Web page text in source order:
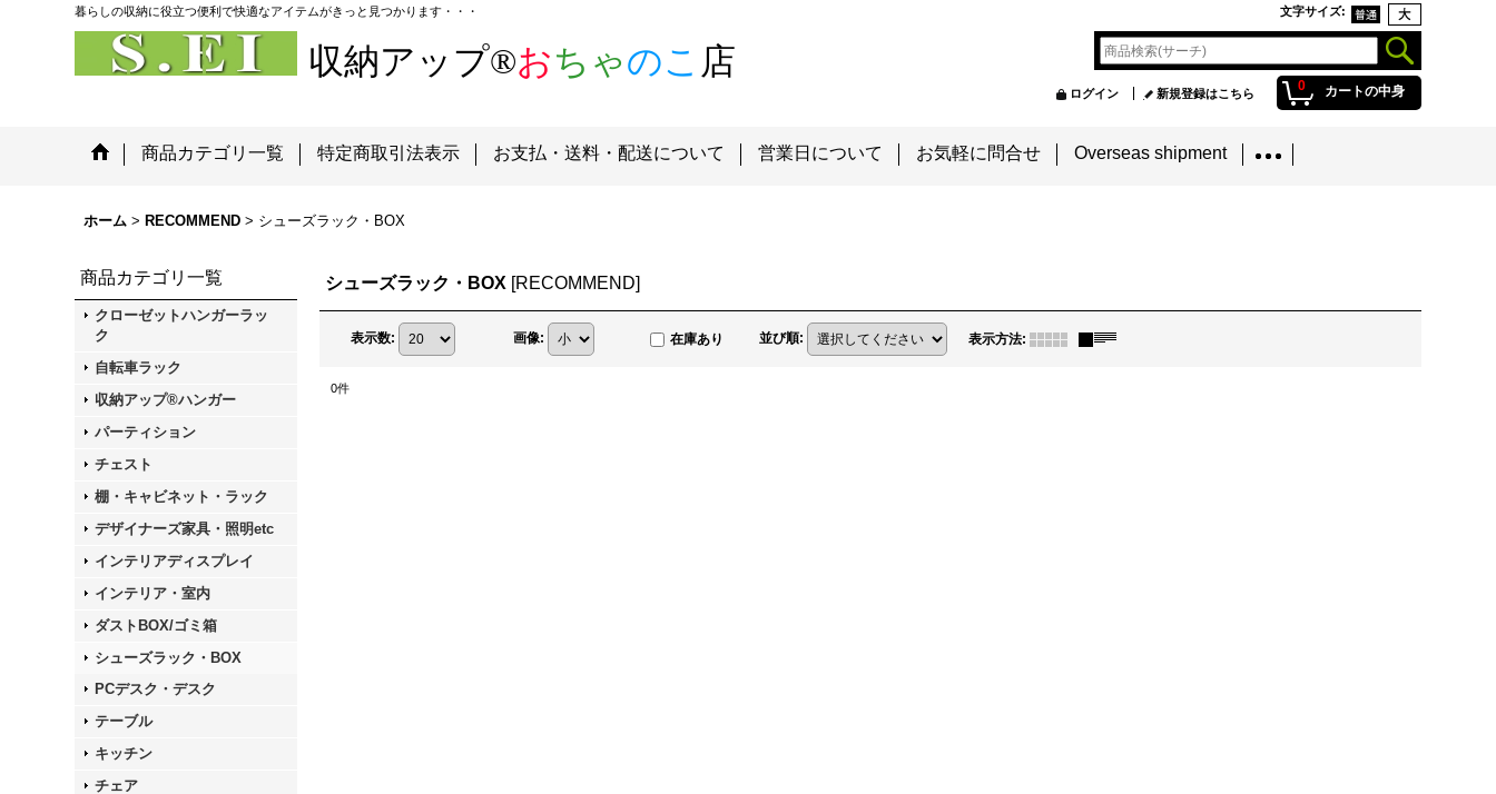
暮らしの収納に役立つ便利で快適なアイテムがきっと見つかります・・・ 文字サイズ:
収納アップ®おちゃのこ 店
0 カートの中身
ログイン 新規登録はこちら
商品カテゴリ一覧 特定商取引法表示 お支払・送料・配送について 営業日について お気軽に問合せ Overseas shipment
ホーム > RECOMMEND > シューズラック・BOX
商品カテゴリ一覧
クローゼットハンガーラッ
ク
自転車ラック
収納アップ®ハンガー
パーティション
チェスト
棚・キャビネット・ラック
デザイナーズ家具・照明etc
インテリアディスプレイ
インテリア・室内
ダストBOX/ゴミ箱
シューズラック・BOX
PCデスク・デスク
テーブル
キッチン
チェア
シューズラック・BOX [RECOMMEND]
表示数: 画像: 在庫あり 並び順: 表示方法:
0件